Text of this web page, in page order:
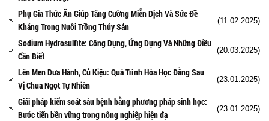
Phụ Gia Thức Ăn Giúp Tăng Cường Miễn Dịch Và Sức Đề
Kháng Trong Nuôi Trồng Thủy Sản
(11.02.2025)
Sodium Hydrosulfite: Công Dụng, Ứng Dụng Và Những Điều
Cần Biết
(20.03.2025)
Lên Men Dưa Hành, Củ Kiệu: Quá Trình Hóa Học Đằng Sau
Vị Chua Ngọt Tự Nhiên
(23.01.2025)
Giải pháp kiểm soát sâu bệnh bằng phương pháp sinh học:
Bước tiến bền vững trong nông nghiệp hiện đạ
(23.01.2025)